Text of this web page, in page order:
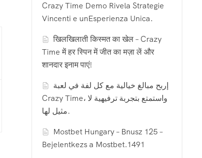
Crazy Time Demo Rivela Strategie
Vincenti e unEsperienza Unica.
खिलखिलाती किस्मत का खेल – Crazy
Time में हर स्पिन में जीत का मज़ा लें और
शानदार इनाम पाएं!
إربح مبالغ خيالية مع كل لفة في لعبة
Crazy Time، واستمتع بتجربة ترفيهية لا
مثيل لها.
Mostbet Hungary – Bnusz 125 –
Bejelentkezs a Mostbet.1491